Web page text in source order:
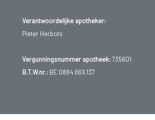
Verantwoordelijke apotheker:
Pieter Herbots
Vergunningsnummer apotheek:735601
B.T.W.nr.:BE 0884.869.137